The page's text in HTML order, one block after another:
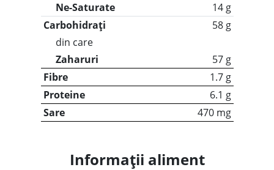
Ne-Saturate
14 g
Carbohidrați
58 g
din care
Zaharuri
57 g
Fibre
1.7 g
Proteine
6.1 g
Sare
470 mg
Informații aliment